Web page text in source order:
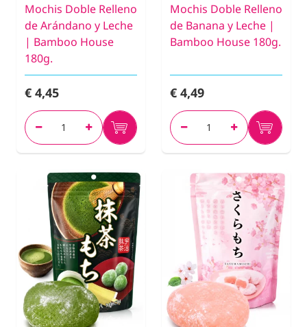
Mochis Doble Relleno
de Arándano y Leche
| Bamboo House
180g.
€ 4,45
Mochis Doble Relleno
de Banana y Leche |
Bamboo House 180g.
€ 4,49